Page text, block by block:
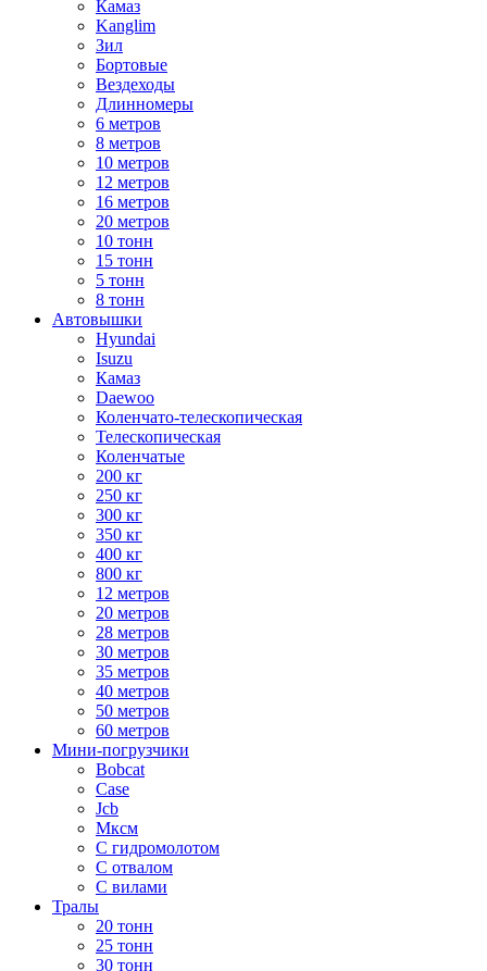
Камаз
Kanglim
Зил
Бортовые
Вездеходы
Длинномеры
6 метров
8 метров
10 метров
12 метров
16 метров
20 метров
10 тонн
15 тонн
5 тонн
8 тонн
Автовышки
Hyundai
Isuzu
Камаз
Daewoo
Коленчато-телескопическая
Телескопическая
Коленчатые
200 кг
250 кг
300 кг
350 кг
400 кг
800 кг
12 метров
20 метров
28 метров
30 метров
35 метров
40 метров
50 метров
60 метров
Мини-погрузчики
Bobcat
Case
Jcb
Мксм
С гидромолотом
С отвалом
С вилами
Тралы
20 тонн
25 тонн
30 тонн